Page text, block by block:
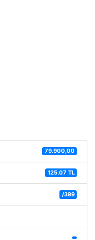
79.900,00
125.07 TL
/399